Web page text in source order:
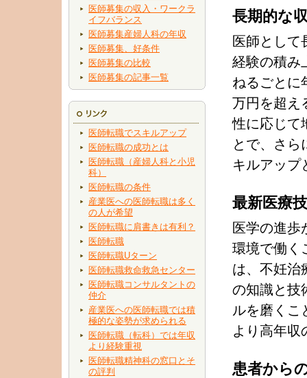
医師募集の収入・ワークラ
イフバランス
医師募集産婦人科の年収
医師募集、好条件
医師募集の比較
医師募集の記事一覧
医師転職でスキルアップ
医師転職の成功とは
医師転職（産婦人科と小児
科）
医師転職の条件
産業医への医師転職は多く
の人が希望
医師転職に肩書きは有利？
医師転職
医師転職Uターン
医師転職救命救急センター
医師転職コンサルタントの
仲介
産業医への医師転職では積
極的な姿勢が求められる
医師転職（転科）では年収
より経験重視
医師転職精神科の窓口とそ
の評判
長期的な
医師として
経験の積み
ねるごとに
万円を超え
性に応じて
とで、さら
キルアップ
最新医療
医学の進歩
環境で働く
は、不妊治
の知識と技
ルを磨くこ
より高年収
患者から